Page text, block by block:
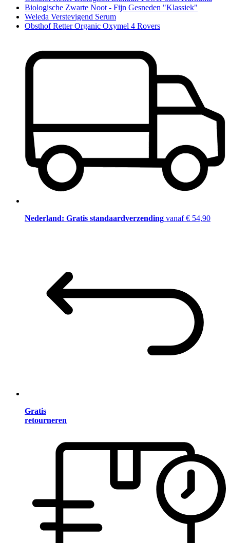
Biologische Zwarte Noot - Fijn Gesneden "Klassiek"
Weleda Verstevigend Serum
Obsthof Retter Organic Oxymel 4 Rovers
Nederland: Gratis standaardverzending vanaf € 54,90
Gratis
retourneren